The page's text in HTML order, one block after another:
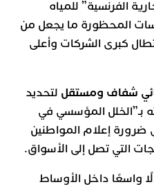
الفرنسية” للمياه
المحظورة ما يجعل من
كبرى الشركات وأعلى
شفاف ومستقل لتحديد
بـ”الخلل المؤسسي في
ضرورة إعلام المواطنين
التي تصل إلى الأسواق.
واسعًا داخل الأوساط